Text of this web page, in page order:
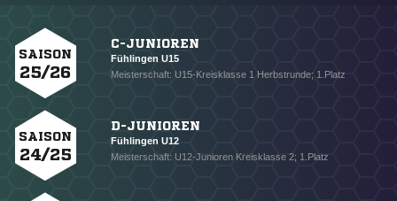
SAISON
25/26
C-JUNIOREN
Fühlingen U15
Meisterschaft: U15-Kreisklasse 1 Herbstrunde; 1.Platz
SAISON
24/25
D-JUNIOREN
Fühlingen U12
Meisterschaft: U12-Junioren Kreisklasse 2; 1.Platz